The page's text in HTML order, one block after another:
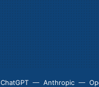
ChatGPT Anthropic